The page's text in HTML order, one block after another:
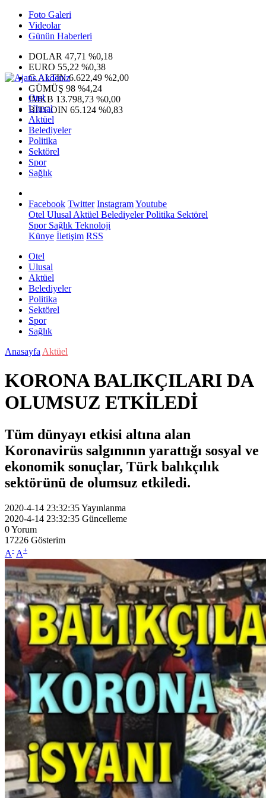
Foto Galeri
Videolar
Günün Haberleri
DOLAR 47,71 %0,18
EURO 55,22 %0,38
G.ALTIN6.622,49 %2,00
GÜMÜŞ 98 %4,24
IMKB 13.798,73 %0,00
BITCOIN 65.124 %0,83
Otel
Ulusal
Aktüel
Belediyeler
Politika
Sektörel
Spor
Sağlık
Facebook Twitter InstagramYoutube
Otel Ulusal Aktüel BelediyelerPolitika Sektörel
SporSağlık Teknoloji
Künye İletişim RSS
Otel
Ulusal
Aktüel
Belediyeler
Politika
Sektörel
Spor
Sağlık
Anasayfa Aktüel
KORONA BALIKÇILARI DA
OLUMSUZ ETKİLEDİ
Tüm dünyayı etkisi altına alan
Koronavirüs salgınının yarattığı sosyal ve
ekonomik sonuçlar, Türk balıkçılık
sektörünü de olumsuz etkiledi.
2020-4-14 23:32:35Yayınlanma
2020-4-14 23:32:35 Güncelleme
0Yorum
17226 Gösterim
A- A+